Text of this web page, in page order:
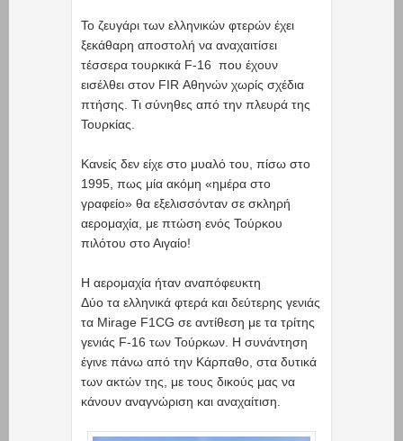
Το ζευγάρι των ελληνικών φτερών έχει
ξεκάθαρη αποστολή να αναχαιτίσει
τέσσερα τουρκικά F-16 που έχουν
εισέλθει στον FIR Αθηνών χωρίς σχέδια
πτήσης. Τι σύνηθες από την πλευρά της
Τουρκίας.
Κανείς δεν είχε στο μυαλό του, πίσω στο
1995, πως μία ακόμη «ημέρα στο
γραφείο» θα εξελισσόνταν σε σκληρή
αερομαχία, με πτώση ενός Τούρκου
πιλότου στο Αιγαίο!
Η αερομαχία ήταν αναπόφευκτη
Δύο τα ελληνικά φτερά και δεύτερης γενιάς
τα Mirage F1CG σε αντίθεση με τα τρίτης
γενιάς F-16 των Τούρκων. Η συνάντηση
έγινε πάνω από την Κάρπαθο, στα δυτικά
των ακτών της, με τους δικούς μας να
κάνουν αναγνώριση και αναχαίτιση.